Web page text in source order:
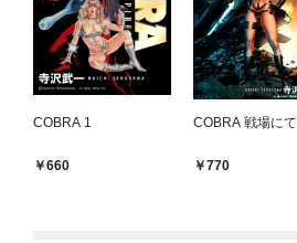
COBRA 1
660
COBRA 戦場にて
770